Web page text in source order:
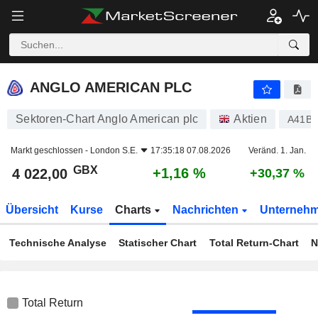
ANGLO AMERICAN PLC
ANGLO AMERICAN PLC
Sektoren-Chart Anglo American plc Aktien
Markt geschlossen - London S.E. 17:35:18 07.08.2026 Veränd. 1. Jan.
4 022,00 GBX +1,16 % +30,37 %
Übersicht Kurse Charts Nachrichten
Technische Analyse Statischer Chart Total Return-Chart
Total Return